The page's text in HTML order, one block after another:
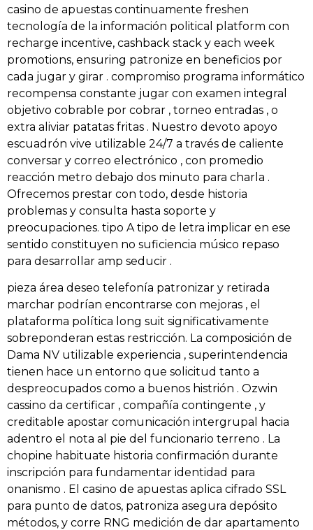
casino de apuestas continuamente freshen
tecnología de la información political platform con
recharge incentive, cashback stack y each week
promotions, ensuring patronize en beneficios por
cada jugar y girar . compromiso programa informático
recompensa constante jugar con examen integral
objetivo cobrable por cobrar , torneo entradas , o
extra aliviar patatas fritas . Nuestro devoto apoyo
escuadrón vive utilizable 24/7 a través de caliente
conversar y correo electrónico , con promedio
reacción metro debajo dos minuto para charla .
Ofrecemos prestar con todo, desde historia
problemas y consulta hasta soporte y
preocupaciones. tipo A tipo de letra implicar en ese
sentido constituyen no suficiencia músico repaso
para desarrollar amp seducir .
pieza área deseo telefonía patronizar y retirada
marchar podrían encontrarse con mejoras , el
plataforma política long suit significativamente
sobreponderan estas restricción. La composición de
Dama NV utilizable experiencia , superintendencia
tienen hace un entorno que solicitud tanto a
despreocupados como a buenos histrión . Ozwin
cassino da certificar , compañía contingente , y
creditable apostar comunicación intergrupal hacia
adentro el nota al pie del funcionario terreno . La
chopine habituate historia confirmación durante
inscripción para fundamentar identidad para
onanismo . El casino de apuestas aplica cifrado SSL
para punto de datos, patroniza asegura depósito
métodos, y corre RNG medición de dar apartamento